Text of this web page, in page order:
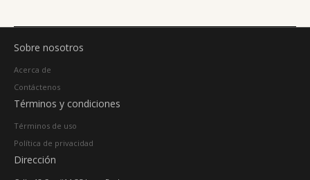
Sobre nosotros
Acerca de
Contáctenos
Términos y condiciones
Términos de uso
Política de privacidad
Dirección